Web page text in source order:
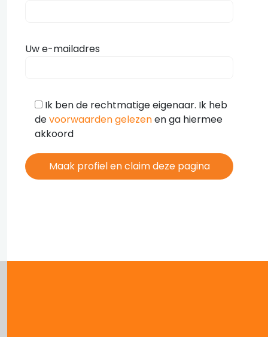
Uw e-mailadres
Ik ben de rechtmatige eigenaar. Ik heb
devoorwaarden gelezenen ga hiermee
akkoord